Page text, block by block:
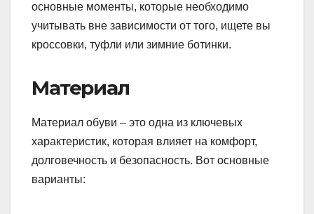
основные моменты, которые необходимо
учитывать вне зависимости от того, ищете вы
кроссовки, туфли или зимние ботинки.
Материал
Материал обуви – это одна из ключевых
характеристик, которая влияет на комфорт,
долговечность и безопасность. Вот основные
варианты: